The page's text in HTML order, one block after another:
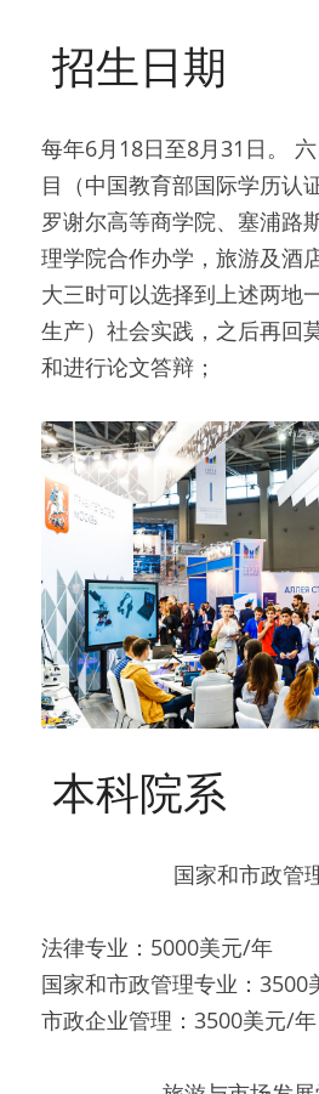
招生日期
每年6月18日至8月31日。
目（中国教育部国际学历认
罗谢尔高等商学院、塞浦路
理学院合作办学，旅游及酒
大三时可以选择到上述两地
生产）社会实践，之后再回
和进行论文答辩；
本科院系
国家和市政管
法律专业：5000美元/年
国家和市政管理专业：3500
市政企业管理：3500美元/年